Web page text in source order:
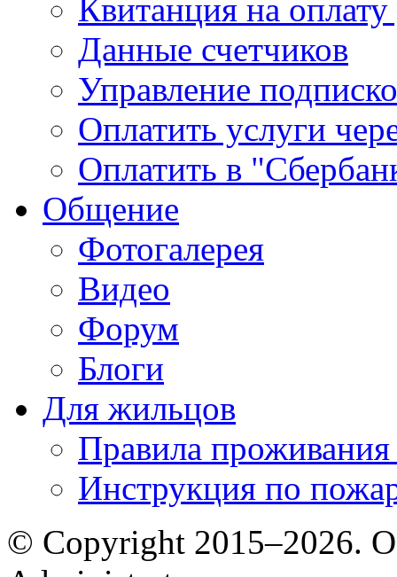
Квитанция на оплату
Данные счетчиков
Управление
Оплатить услуги
Оплатить в
Общение
Фотогалерея
Видео
Форум
Блоги
Для жильцов
Правила
Инструкция по
© Copyright 2015–2026.